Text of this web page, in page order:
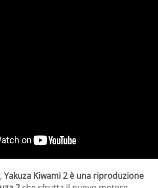
Yakuza Kiwami 2 è una riproduzione